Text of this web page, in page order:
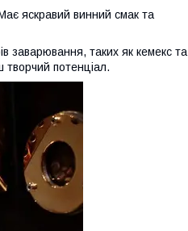
яскравий винний смак та
заварювання, таких як кемекс та
потенціал.